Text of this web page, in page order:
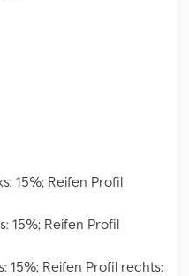
15%; Reifen Profil
15%; Reifen Profil
15%; Reifen Profil rechts: